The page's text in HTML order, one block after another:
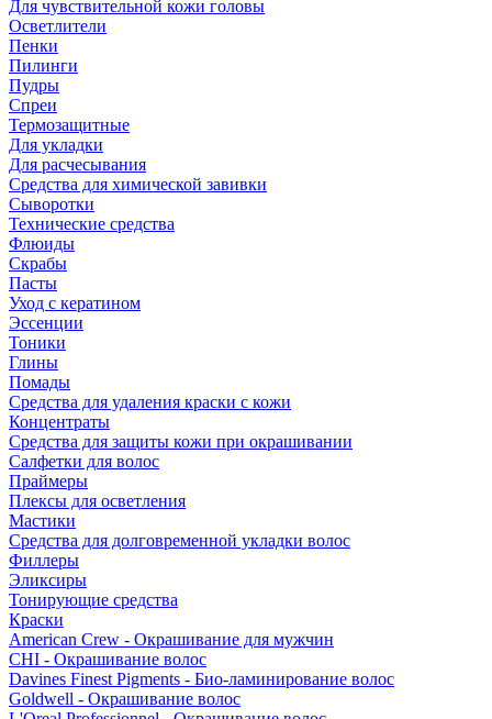
Для чувствительной кожи головы
Осветлители
Пенки
Пилинги
Пудры
Спреи
Термозащитные
Для укладки
Для расчесывания
Средства для химической завивки
Сыворотки
Технические средства
Флюиды
Скрабы
Пасты
Уход с кератином
Эссенции
Тоники
Глины
Помады
Средства для удаления краски с кожи
Концентраты
Средства для защиты кожи при окрашивании
Салфетки для волос
Праймеры
Плексы для осветления
Мастики
Средства для долговременной укладки волос
Филлеры
Эликсиры
Тонирующие средства
Краски
American Crew - Окрашивание для мужчин
CHI - Окрашивание волос
Davines Finest Pigments - Био-ламинирование волос
Goldwell - Окрашивание волос